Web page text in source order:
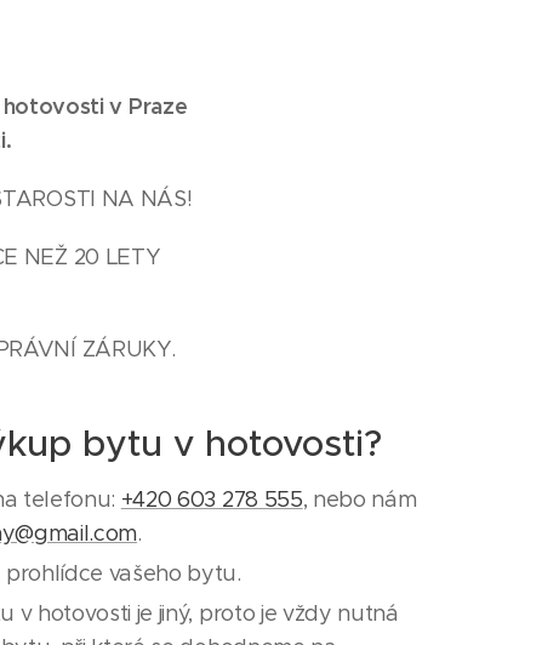
v Praze
NA NÁS!
NEŽ 20 LETY
ZÁRUKY.
bytu v hotovosti?
telefonu: +420 603 278 555, nebo nám
.
prohlídce vašeho bytu.
v hotovosti je jiný, proto je vždy nutná